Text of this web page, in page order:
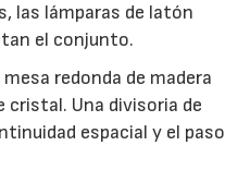
las lámparas de latón
el conjunto.
redonda de madera
cristal. Una divisoria de
espacial y el paso